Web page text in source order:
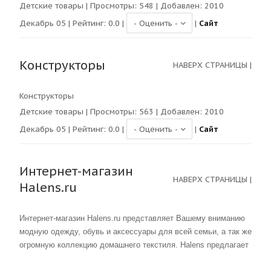
Детские товары | Просмотры: 548 | Добавлен: 2010
Декабрь 05 | Рейтинг: 0.0 | | Сайт
Конструкторы НАВЕРХ СТРАНИЦЫ |
Конструкторы
Детские товары | Просмотры: 563 | Добавлен: 2010
Декабрь 05 | Рейтинг: 0.0 | | Сайт
Интернет-магазин
Halens.ru
НАВЕРХ СТРАНИЦЫ |
Интернет-магазин Halens.ru представляет Вашему вниманию
модную одежду, обувь и аксессуары для всей семьи, а так же
огромную коллекцию домашнего текстиля. Halens предлагает